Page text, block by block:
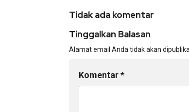
Tidak ada komentar
Tinggalkan Balasan
Alamat email Anda tidak akan
Komentar*